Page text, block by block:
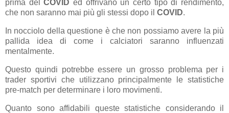
prima delCOVID ed offrivano un certo tipo di rendimento,
che non saranno mai più gli stessi dopo il COVID.
In nocciolo della questione è che non possiamo avere la più
pallida idea di come i calciatori saranno influenzati
mentalmente.
Questo quindi potrebbe essere un grosso problema per i
trader sportivi che utilizzano principalmente le statistiche
pre-match per determinare i loro movimenti.
Quanto sono affidabili queste statistiche considerando il